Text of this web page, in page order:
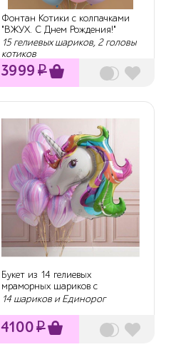
Фонтан Котики с колпачками
"ВЖУХ. С Днем Рождения!"
15 гелиевых шариков, 2 головы
котиков
3999 ₽
Букет из 14 гелиевых
мраморных шариков с
Единорогом
14 шариков и Единорог
4100₽